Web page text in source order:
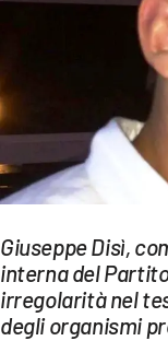
ECONOMIA E
SPORT
Streaming
LAC NETWORK
LAC ONAIR
Giuseppe Disì,
interna del
irregolarità nel
degli organismi